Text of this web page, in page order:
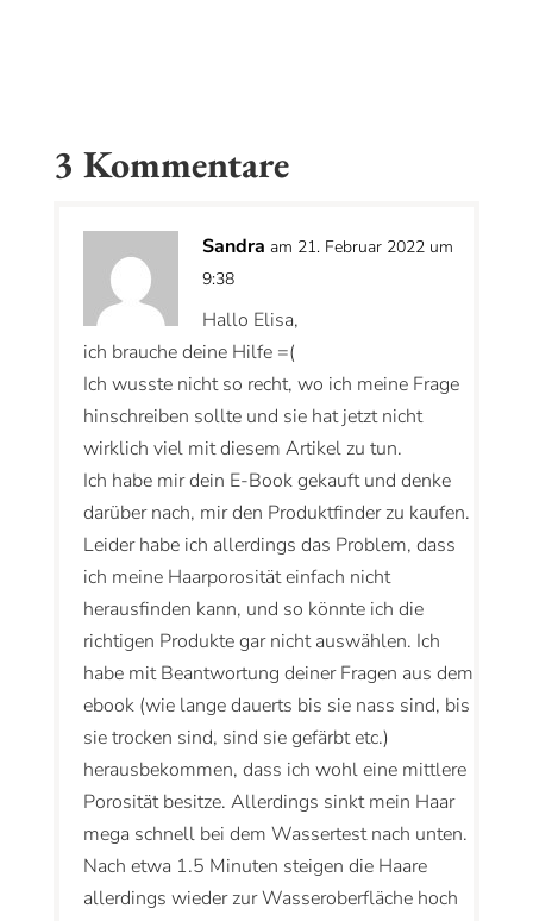
3 Kommentare
Sandra am 21. Februar 2022 um
9:38
Hallo Elisa,
ich brauche deine Hilfe =(
Ich wusste nicht so recht, wo ich meine Frage
hinschreiben sollte und sie hat jetzt nicht
wirklich viel mit diesem Artikel zu tun.
Ich habe mir dein E-Book gekauft und denke
darüber nach, mir den Produktfinder zu kaufen.
Leider habe ich allerdings das Problem, dass
ich meine Haarporosität einfach nicht
herausfinden kann, und so könnte ich die
richtigen Produkte gar nicht auswählen. Ich
habe mit Beantwortung deiner Fragen aus dem
ebook (wie lange dauerts bis sie nass sind, bis
sie trocken sind, sind sie gefärbt etc.)
herausbekommen, dass ich wohl eine mittlere
Porosität besitze. Allerdings sinkt mein Haar
mega schnell bei dem Wassertest nach unten.
Nach etwa 1.5 Minuten steigen die Haare
allerdings wieder zur Wasseroberfläche hoch